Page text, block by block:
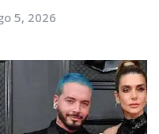
5, 2026